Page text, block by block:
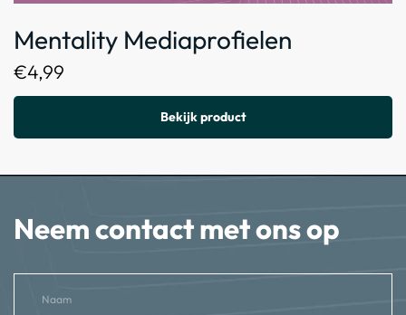
Mentality Mediaprofielen
€4,99
Bekijk product
Neem contact met ons op